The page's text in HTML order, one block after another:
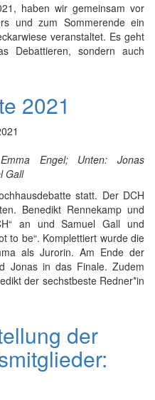
haben wir gemeinsam vor
und zum Sommerende ein
veranstaltet. Es geht
Debattieren, sondern auch
2021
Engel; Unten: Jonas
Gall
statt. Der DCH
Benedikt Rennekamp und
an und Samuel Gall und
to be“. Komplettiert wurde die
als Jurorin. Am Ende der
Jonas in das Finale. Zudem
der sechstbeste Redner*in
der